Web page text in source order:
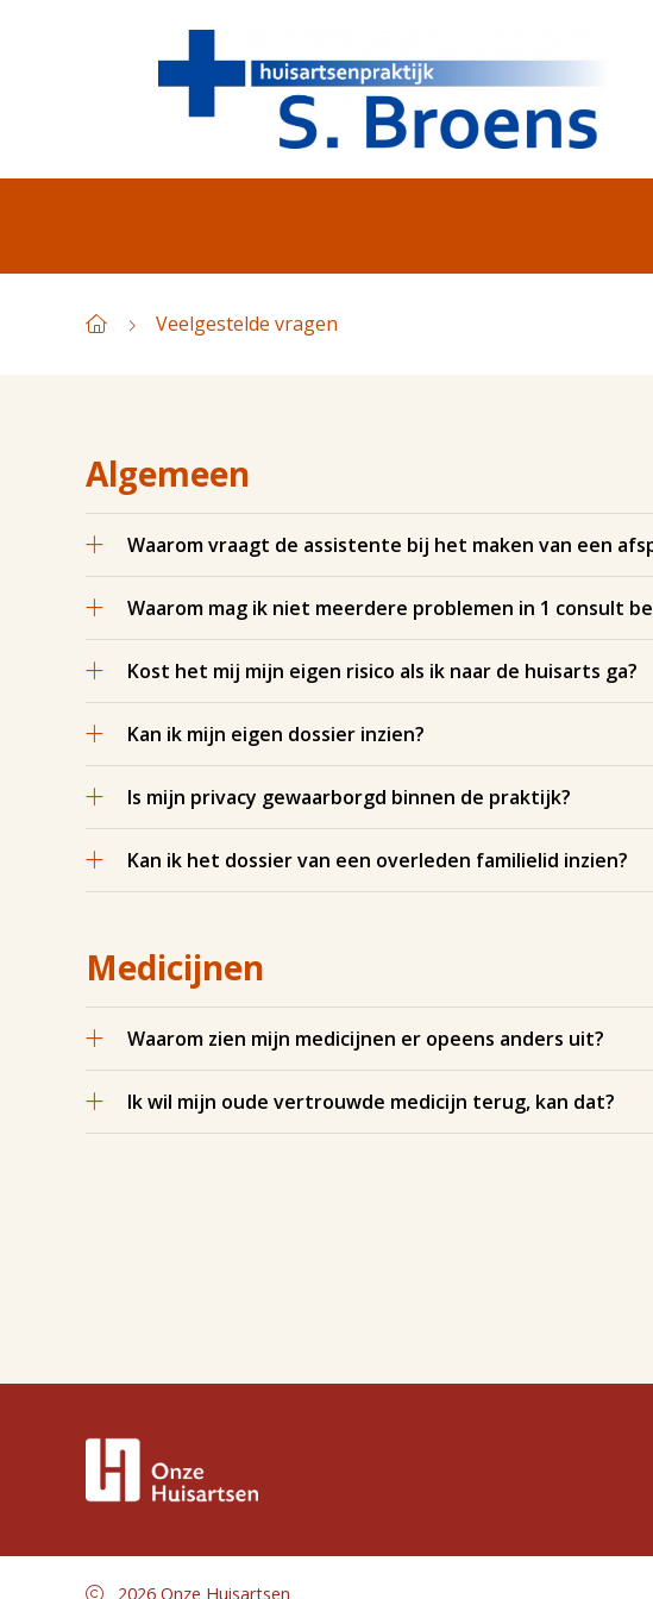
Veelgestelde vragen
Algemeen
Waarom vraagt de assistente bij het maken van een
Waarom mag ik niet meerdere problemen in 1 consult
Kost het mij mijn eigen risico als ik naar de huisarts ga?
Kan ik mijn eigen dossier inzien?
Is mijn privacy gewaarborgd binnen de praktijk?
Kan ik het dossier van een overleden familielid inzien?
Medicijnen
Waarom zien mijn medicijnen er opeens anders uit?
Ik wil mijn oude vertrouwde medicijn terug, kan dat?
2026 Onze Huisartsen